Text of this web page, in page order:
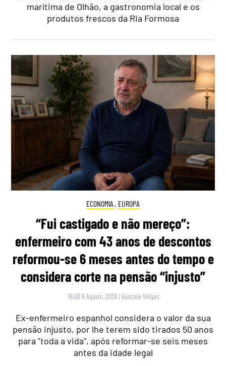
marítima de Olhão, a gastronomia local e os
produtos frescos da Ria Formosa
ECONOMIA , EUROPA
“Fui castigado e não mereço”:
enfermeiro com 43 anos de descontos
reformou-se 6 meses antes do tempo e
considera corte na pensão “injusto”
16:00 6 Agosto, 2026 | Gonçalo Viegas
Ex-enfermeiro espanhol considera o valor da sua
pensão injusto, por lhe terem sido tirados 50 anos
para "toda a vida", após reformar-se seis meses
antes da idade legal